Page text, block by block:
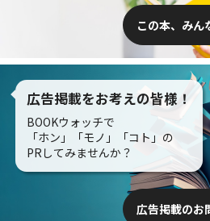
この本、みん
広告掲載をお考えの皆様！
BOOKウォッチで
「ホン」「モノ」「コト」の
PRしてみませんか？
広告掲載のお